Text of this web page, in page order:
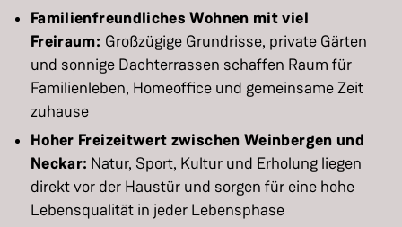
Familienfreundliches Wohnen mit viel
Freiraum: Großzügige Grundrisse, private Gärten
und sonnige Dachterrassen schaffen Raum für
Familienleben, Homeoffice und gemeinsame Zeit
zuhause
Hoher Freizeitwert zwischen Weinbergen und
Neckar: Natur, Sport, Kultur und Erholung liegen
direkt vor der Haustür und sorgen für eine hohe
Lebensqualität in jeder Lebensphase